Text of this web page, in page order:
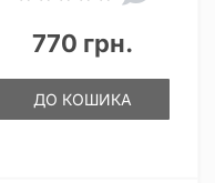
770 грн.
ДО КОШИКА